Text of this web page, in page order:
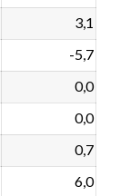
3,1
-5,7
0,0
0,0
0,7
6,0